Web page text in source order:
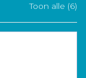
Toon alle (6)